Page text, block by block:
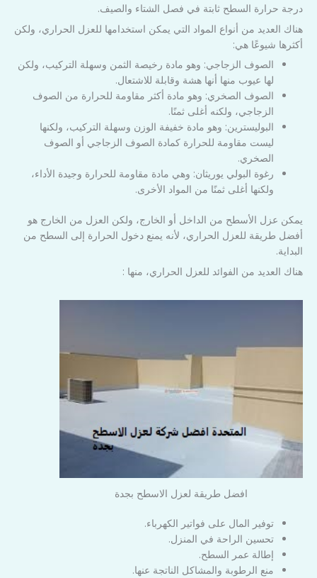
درجة حرارة السطح ثابتة في فصل الشتاء والصيف.
هناك العديد من أنواع المواد التي يمكن استخدامها للعزل الحراري، ولكن
أكثرها شيوعًا هي:
الصوف الزجاجي: وهو مادة رخيصة الثمن وسهلة التركيب، ولكن
لها عيوب منها أنها هشة وقابلة للاشتعال.
الصوف الصخري: وهو مادة أكثر مقاومة للحرارة من الصوف
الزجاجي، ولكنه أغلى ثمنًا.
البوليسترين: وهو مادة خفيفة الوزن وسهلة التركيب، ولكنها
ليست مقاومة للحرارة كمادة الصوف الزجاجي أو الصوف
الصخري.
رغوة البولي يوريثان: وهي مادة مقاومة للحرارة وجيدة الأداء،
ولكنها أغلى ثمنًا من المواد الأخرى.
يمكن عزل الأسطح من الداخل أو الخارج، ولكن العزل من الخارج هو
أفضل طريقة للعزل الحراري، لأنه يمنع دخول الحرارة إلى السطح من
البداية.
هناك العديد من الفوائد للعزل الحراري، منها :
افضل طريقة لعزل الاسطح بجدة
توفير المال على فواتير الكهرباء.
تحسين الراحة في المنزل.
إطالة عمر السطح.
منع الرطوبة والمشاكل الناتجة عنها.